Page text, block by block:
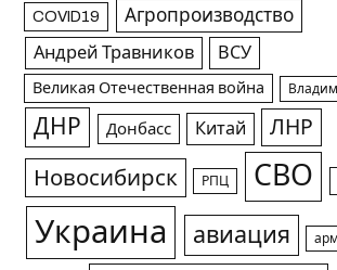
COVID19 Агропроизводство
Андрей Травников ВСУ
Великая Отечественная война
ДНР Донбасс Китай ЛНР
Новосибирск РПЦ СВО
Украина авиация